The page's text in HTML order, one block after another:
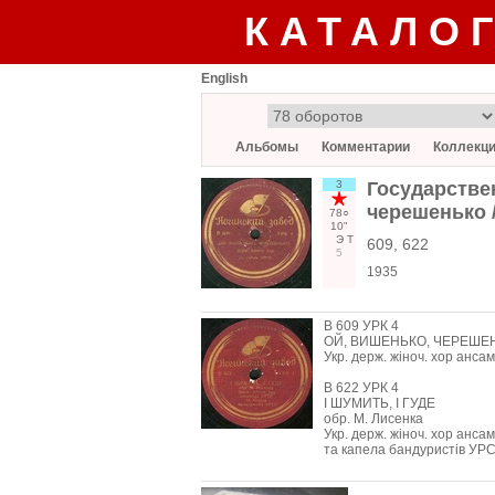
English
Альбомы Комментарии
3
78○
10"
Э Т
5
черешенько
609, 622
1935
В 609 УРК 4
ОЙ, ВИШЕНЬКО,
Укр. держ. жіноч. хор
В 622 УРК 4
І ШУМИТЬ, І ГУДЕ
обр. М. Лисенка
Укр. держ. жіноч. хор
та капела бандуристів